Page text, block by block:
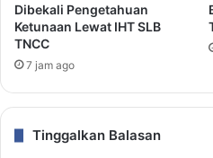
Dibekali Pengetahuan
Ketunaan Lewat IHT SLB
TNCC
7 jam ago
Tinggalkan Balasan